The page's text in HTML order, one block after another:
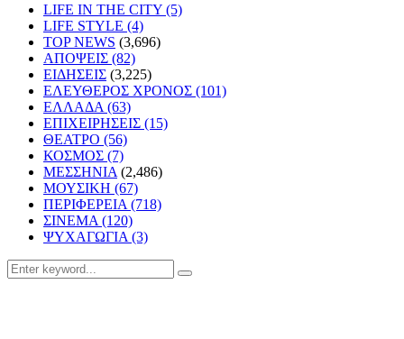
LIFE IN THE CITY (5)
LIFE STYLE (4)
TOP NEWS (3,696)
ΑΠΟΨΕΙΣ (82)
ΕΙΔΗΣΕΙΣ (3,225)
ΕΛΕΥΘΕΡΟΣ ΧΡΟΝΟΣ (101)
ΕΛΛΑΔΑ (63)
ΕΠΙΧΕΙΡΗΣΕΙΣ (15)
ΘΕΑΤΡΟ (56)
ΚΟΣΜΟΣ (7)
ΜΕΣΣΗΝΙΑ (2,486)
ΜΟΥΣΙΚΗ (67)
ΠΕΡΙΦΕΡΕΙΑ (718)
ΣΙΝΕΜΑ (120)
ΨΥΧΑΓΩΓΙΑ (3)
Search
for:
Search